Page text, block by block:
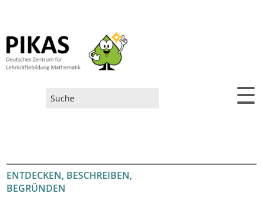
☰
ENTDECKEN, BESCHREIBEN,
BEGRÜNDEN